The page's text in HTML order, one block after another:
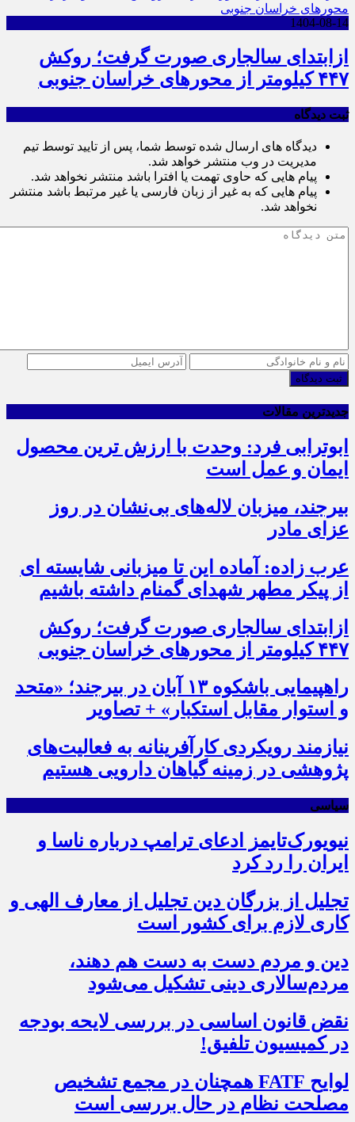
1404-08-14
ازابتدای سالجاری صورت گرفت؛ روکش
۴۴۷ کیلومتر از محورهای خراسان جنوبی
ثبت دیدگاه
دیدگاه های ارسال شده توسط شما، پس از تایید توسط تیم
مدیریت در وب منتشر خواهد شد.
پیام هایی که حاوی تهمت یا افترا باشد منتشر نخواهد شد.
پیام هایی که به غیر از زبان فارسی یا غیر مرتبط باشد منتشر
نخواهد شد.
ثبت دیدگاه
جدیدترین مقالات
ابوترابی فرد: وحدت با ارزش ترین محصول
ایمان و عمل است
بیرجند، میزبان لاله‌های بی‌نشان در روز
عزای مادر
عرب زاده: آماده این تا میزبانی شایسته ای
از پیکر مطهر شهدای گمنام داشته باشیم
ازابتدای سالجاری صورت گرفت؛ روکش
۴۴۷ کیلومتر از محورهای خراسان جنوبی
راهپیمایی باشکوه ۱۳ آبان در بیرجند؛ «متحد
و استوار مقابل استکبار» + تصاویر
نیازمند رویکردی کارآفرینانه به فعالیت‌های
پژوهشی در زمینه گیاهان دارویی هستیم
سیاسی
نیویورک‌تایمز ادعای ترامپ درباره ناسا و
ایران را رد کرد
تجلیل از بزرگان دین تجلیل از معارف الهی و
کاری لازم برای کشور است
دین و مردم دست به‌ دست هم دهند،
مردم‌سالاری دینی تشکیل می‌شود
نقض قانون اساسی در بررسی لایحه بودجه
در کمیسیون تلفیق!
لوایح FATF همچنان در مجمع تشخیص
مصلحت نظام در حال بررسی است